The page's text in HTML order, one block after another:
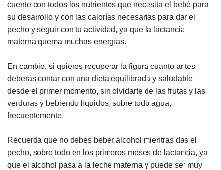
cuente con todos los nutrientes que necesita el bebé para
su desarrollo y con las calorías necesarias para dar el
pecho y seguir con tu actividad, ya que la lactancia
materna quema muchas energías.
En cambio, si quieres recuperar la figura cuanto antes
deberás contar con una dieta equilibrada y saludable
desde el primer momento, sin olvidarte de las frutas y las
verduras y bebiendo líquidos, sobre todo agua,
frecuentemente.
Recuerda que no debes beber alcohol mientras das el
pecho, sobre todo en los primeros meses de lactancia, ya
que el alcohol pasa a la leche materna y puede ser muy